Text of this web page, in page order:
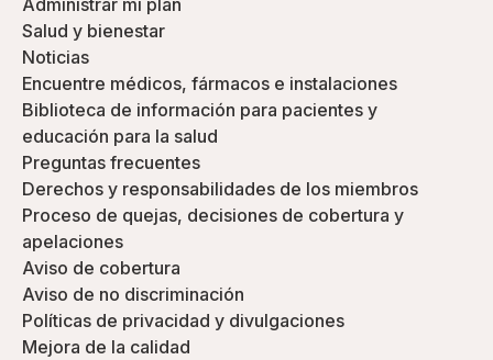
Administrar mi plan
Salud y bienestar
Noticias
Encuentre médicos, fármacos e instalaciones
Biblioteca de información para pacientes y
educación para la salud
Preguntas frecuentes
Derechos y responsabilidades de los miembros
Proceso de quejas, decisiones de cobertura y
apelaciones
Aviso de cobertura
Aviso de no discriminación
Políticas de privacidad y divulgaciones
Mejora de la calidad